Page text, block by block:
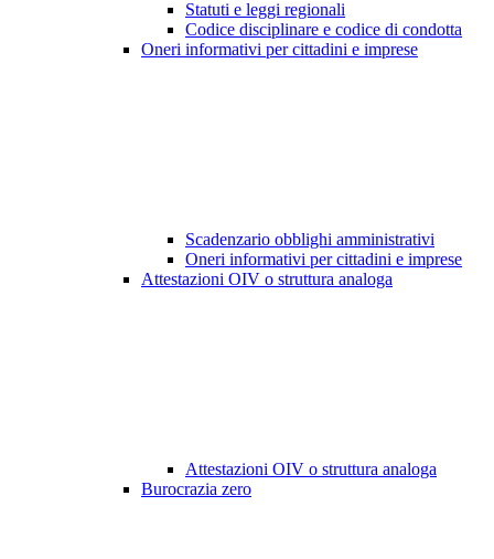
Statuti e leggi regionali
Codice disciplinare e codice di condotta
Oneri informativi per cittadini e imprese
Scadenzario obblighi amministrativi
Oneri informativi per cittadini e imprese
Attestazioni OIV o struttura analoga
Attestazioni OIV o struttura analoga
Burocrazia zero